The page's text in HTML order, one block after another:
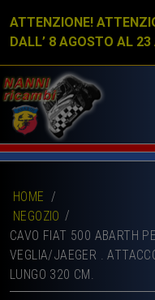
ATTENZIONE!
DALL’ 8 AGOSTO AL
HOME /
NEGOZIO
CAVO FIAT 500 ABARTH
VEGLIA/JAEGER .
LUNGO 320 CM.